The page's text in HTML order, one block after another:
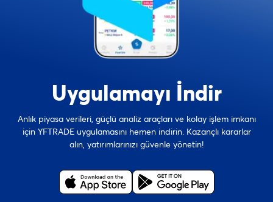
Uygulamayı İndir
Anlık piyasa verileri, güçlü analiz araçları ve kolay işlem imkanı
için YFTRADE uygulamasını hemen indirin. Kazançlı kararlar
alın, yatırımlarınızı güvenle yönetin!